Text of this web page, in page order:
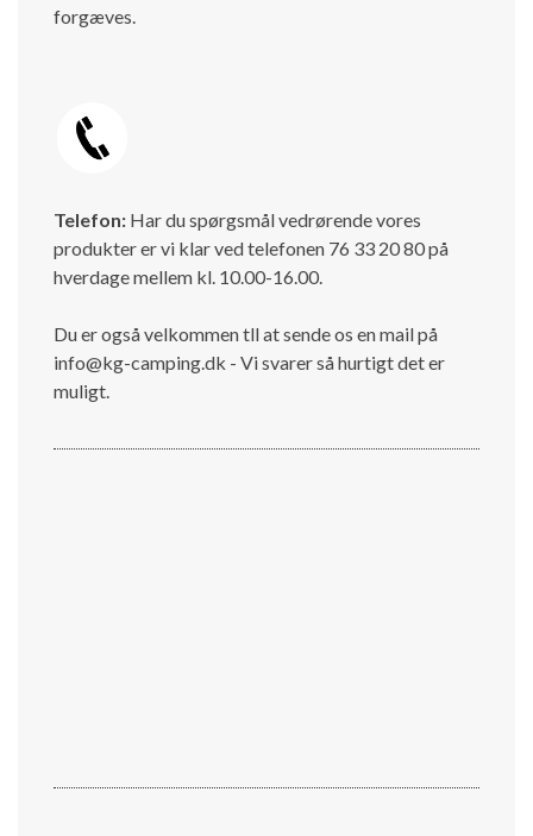
forgæves.
Telefon: Har du spørgsmål vedrørende vores
produkter er vi klar ved telefonen 76 33 20 80 på
hverdage mellem kl. 10.00-16.00.
Du er også velkommen tll at sende os en mail på
info@kg-camping.dk - Vi svarer så hurtigt det er
muligt.